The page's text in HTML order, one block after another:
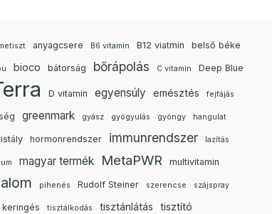
anyagcsere B6 vitamin B12 viatmin belső béke
bioco bátorság bőrápolás C vitamin Deep Blue
D vitamin egyensúly emésztés fejfájás
greenmark gyász gyógyulás gyöngy hangulat
hormonrendszer immunrendszer lazítás
magyar termék MetaPWR multivitamin
pihenés Rudolf Steiner szerencse szájspray
tisztálkodás tisztánlátás tisztító